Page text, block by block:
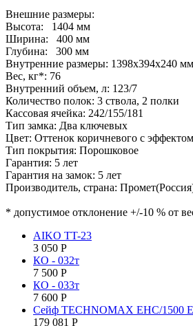
Внешние размеры:
Высота: 1404 мм
Ширина: 400 мм
Глубина: 300 мм
Внутренние размеры: 1398х394х240 мм
Вес, кг*: 76
Внутренний объем, л: 123/7
Количество полок: 3 ствола, 2 полки
Кассовая ячейка: 242/155/181
Тип замка: Два ключевых
Цвет: Оттенок коричневого с
Тип покрытия: Порошковое
Гарантия: 5 лет
Гарантия на замок: 5 лет
Производитель, страна:
* допустимое отклонение +/-10 % от
AIKO TT-23
3 050 Р
КО - 032т
7 500 Р
КО - 033т
7 600 Р
Сейф TECHNOMAX EHC/1500
179 081 Р